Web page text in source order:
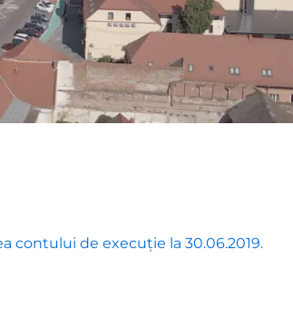
contului de execuție la 30.06.2019.